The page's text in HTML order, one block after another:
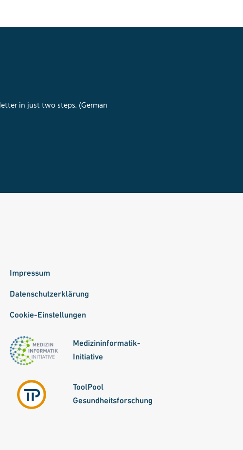
in just two steps. (German
Impressum
Datenschutzerklärung
Cookie-Einstellungen
Medizininformatik-
Initiative
ToolPool
Gesundheitsforschung